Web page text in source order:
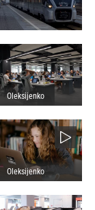
Oleksijenko
Oleksijenko